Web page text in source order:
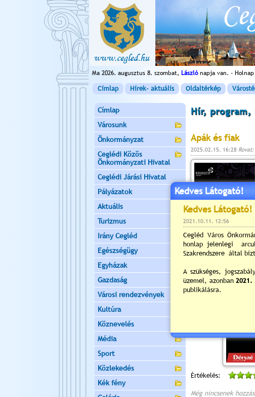
Ma 2026. augusztus 8. szombat, Lászlónapja van. - Holnap
Címlap Hírek- aktuális Oldaltérkép
Címlap
Városunk
Önkormányzat
Ceglédi Közös
Önkormányzati Hivatal
Ceglédi Járási Hivatal
Pályázatok
Aktuális
Turizmus
Irány Cegléd
Egészségügy
Egyházak
Gazdaság
Városi rendezvények
Kultúra
Köznevelés
Média
Sport
Közlekedés
Kék fény
Hír, program,
Apák és fiak
2025.02.15. 16:28 Rovat:
Értékelés:
Még nincsenek
Kedves Látogató!